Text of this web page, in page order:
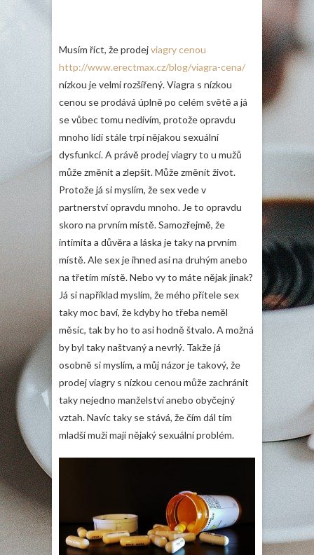
Musím říct, že prodejviagry cenou
http://www.erectmax.cz/blog/viagra-cena/
nízkou je velmi rozšířený. Viagra s nízkou
cenou se prodává úplně po celém světě a já
se vůbec tomu nedivím, protože opravdu
mnoho lidí stále trpí nějakou sexuální
dysfunkcí. A právě prodej viagry to u mužů
může změnit a zlepšit. Může změnit život.
Protože já si myslím, že sex vede v
partnerství opravdu mnoho. Je to opravdu
skoro na prvním místě. Samozřejmě, že
intimita a důvěra a láska je taky na prvním
místě. Ale sex je ihned asi na druhým anebo
na třetím místě. Nebo vy to máte nějak jinak?
Já si například myslím, že mého přítele sex
taky moc baví, že kdyby ho třeba neměl
měsíc, tak by ho to asi hodně štvalo. A možná
by byl taky naštvaný a nevrlý. Takže já
osobně si myslím, a můj názor je takový, že
prodej viagry s nízkou cenou může zachránit
taky nejedno manželství anebo obyčejný
vztah. Navíc taky se stává, že čím dál tím
mladší muži mají nějaký sexuální problém.